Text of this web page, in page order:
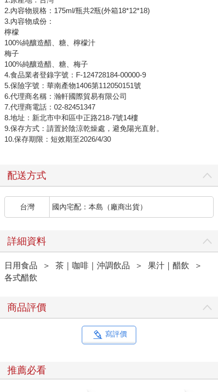
2.內容物規格：175ml/瓶共2瓶(外箱18*12*18)
3.內容物成份：
檸檬
100%純釀造醋、糖、檸檬汁
梅子
100%純釀造醋、糖、梅子
4.食品業者登錄字號：F-124728184-00000-9
5.保險字號：華南產物1406第112050151號
6.代理商名稱：瀚軒國際貿易有限公司
7.代理商電話：02-82451347
8.地址：新北市中和區中正路218-7號14樓
9.保存方式：請置於陰涼乾燥處，避免陽光直射。
10.保存期限：短效期至2026/4/30
配送方式
台灣 國內宅配：本島（廠商出貨）
詳細資料
日用食品 ＞ 茶｜咖啡｜沖調飲品 ＞ 果汁｜醋飲
＞
各式醋飲
商品評價
寫評價
推薦必看